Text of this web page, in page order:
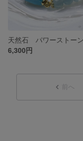
6,300円
前へ